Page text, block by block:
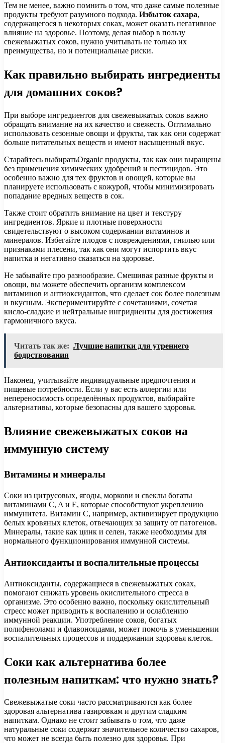
Тем не менее, важно помнить о том, что даже самые полезные
продукты требуют разумного подхода. Избыток сахара,
содержащегося в некоторых соках, может оказать негативное
влияние на здоровье. Поэтому, делая выбор в пользу
свежевыжатых соков, нужно учитывать не только их
преимущества, но и потенциальные риски.
Как правильно выбирать ингредиенты
для домашних соков?
При выборе ингредиентов для свежевыжатых соков важно
обращать внимание на их качество и свежесть. Оптимально
использовать сезонные овощи и фрукты, так как они содержат
больше питательных веществ и имеют насыщенный вкус.
Старайтесь выбиратьOrganic продукты, так как они выращены
без применения химических удобрений и пестицидов. Это
особенно важно для тех фруктов и овощей, которые вы
планируете использовать с кожурой, чтобы минимизировать
попадание вредных веществ в сок.
Также стоит обратить внимание на цвет и текстуру
ингредиентов. Яркие и плотные поверхности
свидетельствуют о высоком содержании витаминов и
минералов. Избегайте плодов с повреждениями, гнилью или
признаками плесени, так как они могут испортить вкус
напитка и негативно сказаться на здоровье.
Не забывайте про разнообразие. Смешивая разные фрукты и
овощи, вы можете обеспечить организм комплексом
витаминов и антиоксидантов, что сделает сок более полезным
и вкусным. Экспериментируйте с сочетаниями, сочетая
кисло-сладкие и нейтральные ингридиенты для достижения
гармоничного вкуса.
Читать так же: Лучшие напитки для утреннего
бодрствования
Наконец, учитывайте индивидуальные предпочтения и
пищевые потребности. Если у вас есть аллергии или
непереносимость определённых продуктов, выбирайте
альтернативы, которые безопасны для вашего здоровья.
Влияние свежевыжатых соков на
иммунную систему
Витамины и минералы
Соки из цитрусовых, ягоды, моркови и свеклы богаты
витаминами C, A и E, которые способствуют укреплению
иммунитета. Витамин C, например, активизирует продукцию
белых кровяных клеток, отвечающих за защиту от патогенов.
Минералы, такие как цинк и селен, также необходимы для
нормального функционирования иммунной системы.
Антиоксиданты и воспалительные процессы
Антиоксиданты, содержащиеся в свежевыжатых соках,
помогают снижать уровень окислительного стресса в
организме. Это особенно важно, поскольку окислительный
стресс может приводить к воспалению и ослаблению
иммунной реакции. Употребление соков, богатых
полифенолами и флавоноидами, может помочь в уменьшении
воспалительных процессов и поддержании здоровья клеток.
Соки как альтернатива более
полезным напиткам: что нужно знать?
Свежевыжатые соки часто рассматриваются как более
здоровая альтернатива газировкам и другим сладким
напиткам. Однако не стоит забывать о том, что даже
натуральные соки содержат значительное количество сахаров,
что может не всегда быть полезно для здоровья. При